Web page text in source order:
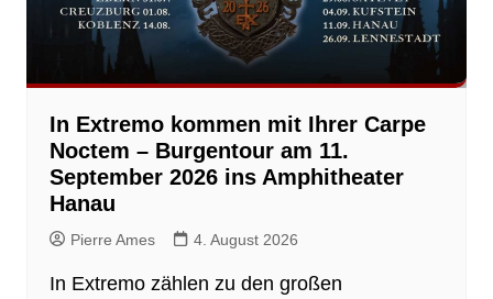
In Extremo kommen mit Ihrer Carpe
Noctem – Burgentour am 11.
September 2026 ins Amphitheater
Hanau
Pierre Ames 4. August 2026
In Extremo zählen zu den großen